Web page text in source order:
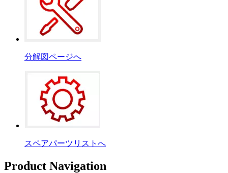
分解図ページへ
スペアパーツリストへ
Product Navigation